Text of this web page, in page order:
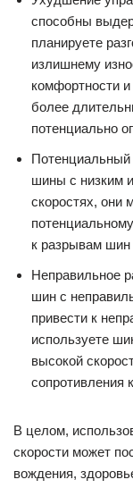
способны
планируете
излишнему
комфортности
более
потенциально
шины с низким
скоростях, они
к разрывам
Неправильное
шин с
привести к
используете
высокой
сопротивления
В целом,
скорости может
вождения,